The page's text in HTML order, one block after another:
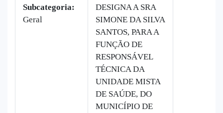
Subcategoria:
Geral
DESIGNA A SRA
SIMONE DA SILVA
SANTOS, PARA A
FUNÇÃO DE
RESPONSÁVEL
TÉCNICA DA
UNIDADE MISTA
DE SAÚDE, DO
MUNICÍPIO DE